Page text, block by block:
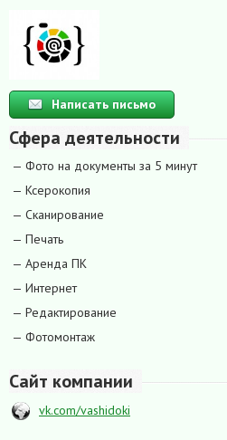
Написать письмо
Сфера деятельности
— Фото на документы за 5 минут
— Ксерокопия
— Сканирование
— Печать
— Аренда ПК
— Интернет
— Редактирование
— Фотомонтаж
Сайт компании
vk.com/vashidoki